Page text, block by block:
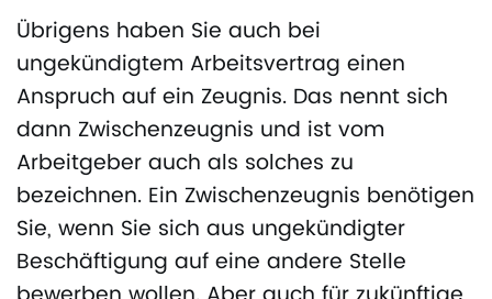
Übrigens haben Sie auch bei
ungekündigtem Arbeitsvertrag einen
Anspruch auf ein Zeugnis. Das nennt sich
dann Zwischenzeugnis und ist vom
Arbeitgeber auch als solches zu
bezeichnen. Ein Zwischenzeugnis benötigen
Sie, wenn Sie sich aus ungekündigter
Beschäftigung auf eine andere Stelle